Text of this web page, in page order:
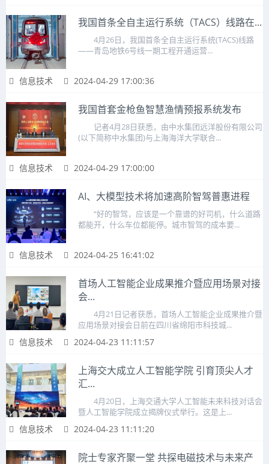
我国首条全自主运行系统（TACS）线路在...
4月26日，我国首条全自主运行系统(TACS)线路
——青岛地铁6号线一期工程开通运营...
信息技术 2024-04-29 17:00:36
我国首套金枪鱼智慧渔情预报系统发布
记者4月28日获悉，由中水集团远洋股份有限公司
(以下简称中水集团)与上海海洋大学联合...
信息技术 2024-04-29 17:00:00
AI、大模型技术将加速高阶智驾普惠进程
“好的智驾，应该是一个靠谱的好司机，什么道路
都能开，什么车位都能停。城市智驾的成本要...
信息技术 2024-04-25 16:41:02
首场人工智能企业成果推介暨应用场景对接
会...
4月21日记者获悉，首场人工智能企业成果推介暨
应用场景对接会日前在四川省绵阳市科技城...
信息技术 2024-04-23 11:11:57
上海交大成立人工智能学院 引育顶尖人才
汇...
4月20日，上海交通大学人工智能未来科技对话会
暨人工智能学院成立揭牌仪式举行。这是上...
信息技术 2024-04-23 11:11:20
院士专家齐聚一堂 共探电磁技术与未来产